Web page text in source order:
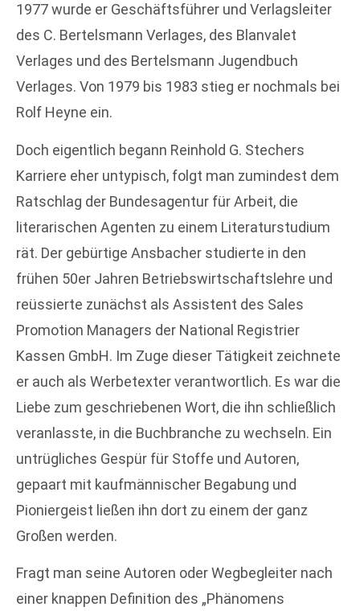
1977 wurde er Geschäftsführer und Verlagsleiter
des C. Bertelsmann Verlages, des Blanvalet
Verlages und des Bertelsmann Jugendbuch
Verlages. Von 1979 bis 1983 stieg er nochmals bei
Rolf Heyne ein.
Doch eigentlich begann Reinhold G. Stechers
Karriere eher untypisch, folgt man zumindest dem
Ratschlag der Bundesagentur für Arbeit, die
literarischen Agenten zu einem Literaturstudium
rät. Der gebürtige Ansbacher studierte in den
frühen 50er Jahren Betriebswirtschaftslehre und
reüssierte zunächst als Assistent des Sales
Promotion Managers der National Registrier
Kassen GmbH. Im Zuge dieser Tätigkeit zeichnete
er auch als Werbetexter verantwortlich. Es war die
Liebe zum geschriebenen Wort, die ihn schließlich
veranlasste, in die Buchbranche zu wechseln. Ein
untrügliches Gespür für Stoffe und Autoren,
gepaart mit kaufmännischer Begabung und
Pioniergeist ließen ihn dort zu einem der ganz
Großen werden.
Fragt man seine Autoren oder Wegbegleiter nach
einer knappen Definition des „Phänomens